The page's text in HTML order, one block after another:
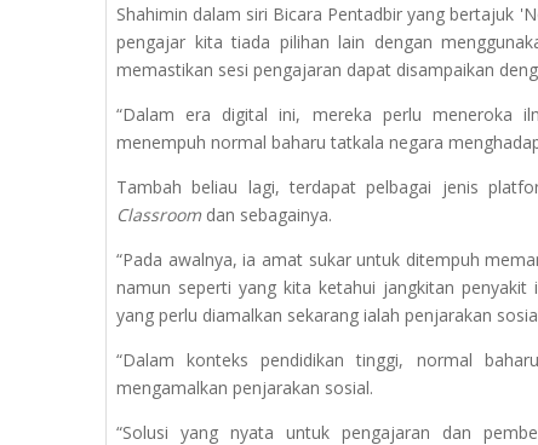
Shahimin dalam siri Bicara Pentadbir yang bertajuk
pengajar kita tiada pilihan lain dengan
memastikan sesi pengajaran dapat disampaikan
“Dalam era digital ini, mereka perlu meneroka
menempuh normal baharu tatkala negara
Tambah beliau lagi, terdapat pelbagai jenis
Classroom dan sebagainya.
“Pada awalnya, ia amat sukar untuk ditempuh
namun seperti yang kita ketahui jangkitan
yang perlu diamalkan sekarang ialah penjarakan
“Dalam konteks pendidikan tinggi, normal
mengamalkan penjarakan sosial.
“Solusi yang nyata untuk pengajaran dan